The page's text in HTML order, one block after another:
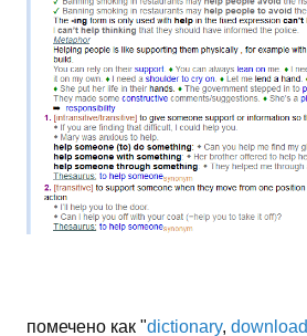
помечено как "dictionary, download